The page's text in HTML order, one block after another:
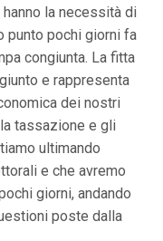
la necessità di
punto pochi giorni fa
congiunta. La fitta
e rappresenta
dei nostri
tassazione e gli
ultimando
e che avremo
giorni, andando
poste dalla